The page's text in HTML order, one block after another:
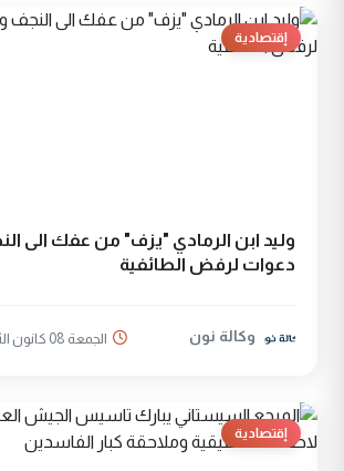
إقتصادية
وليد ابن الرمادي "يزف" من عفك الى
دعوات لرفض الطائفية
وكالة نون الجمعة 08 كانون الثاني 2016
إقتصادية